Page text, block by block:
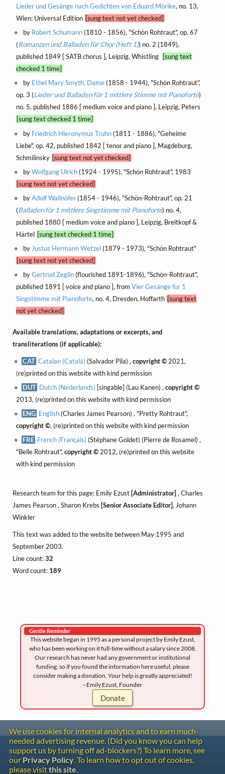
Lieder und Gesänge nach Gedichten von Eduard Mörike, no. 13,
Wien: Universal Edition [sung text not yet checked]
by Robert Schumann(1810 - 1856), "Schön Rohtraut", op. 67
(Romanzen und Balladen für Chor (Heft 1)) no. 2 (1849),
published 1849 [ SATB chorus ], Leipzig, Whistling
[sung text
checked 1 time]
by Ethel Mary Smyth, Dame(1858 - 1944), "Schön Rohtraut",
op. 3 (Lieder und Balladen für 1 mittlere Stimme mit Pianoforte)
no. 5, published 1886 [ medium voice and piano ], Leipzig, Peters
[sung text checked 1 time]
by Friedrich Hieronymus Truhn(1811 - 1886), "Geheime
Liebe", op. 42, published 1842 [ tenor and piano ], Magdeburg,
Schmilinsky [sung text not yet checked]
byWolfgang Ulrich(1924 - 1995), "Schön Rohtraut", 1983
[sung text not yet checked]
byAdolf Wallnöfer(1854 - 1946), "Schön-Rohtraut", op. 21
(Balladen für 1 mittlere Singstimme mit Pianoforte) no. 4,
published 1880 [ medium voice and piano ], Leipzig, Breitkopf &
Härtel [sung text checked 1 time]
by Justus Hermann Wetzel(1879 - 1973), "Schön Rohtraut"
[sung text not yet checked]
byGertrud Zeglin(flourished 1891-1896), "Schön-Rohtraut",
published 1891 [ voice and piano ], from Vier Gesänge für 1
Singstimme mit Pianoforte, no. 4, Dresden, Hoffarth [sung text
not yet checked]
Available translations, adaptations or excerpts, and
transliterations (if applicable):
CAT Catalan (Català) (Salvador Pila) ,copyright © 2021,
(re)printed on this website with kind permission
DUT Dutch (Nederlands) [singable] (Lau Kanen) ,copyright ©
2013, (re)printed on this website with kind permission
ENG English(Charles James Pearson) , "Pretty Rohtraut",
copyright ©, (re)printed on this website with kind permission
FRE French (Français) (Stéphane Goldet) (Pierre de Rosamel) ,
"Belle Rohtraut",copyright ©2012, (re)printed on this website
with kind permission
Research team for this page: Emily Ezust [Administrator] , Charles
James Pearson , Sharon Krebs [Senior Associate Editor], Johann
Winkler
This text was added to the website between May 1995 and
September 2003.
Line count:32
Word count: 189
Gentle Reminder
This website began in 1995 as a personal project by Emily Ezust,
who has been working on it full-time without a salary since 2008.
Our research has never had any government or institutional
funding, so if you found the information here useful, please
consider making a donation. Your help is greatly appreciated!
–Emily Ezust, Founder
Donate
We use cookies for internal analytics and to earn much-
needed advertising revenue. (Did you know you can help
support us by turning off ad-blockers?) To learn more, see
our Privacy Policy. To learn how to opt out of cookies,
please visitthis site.
Contact
Copyright
Privacy